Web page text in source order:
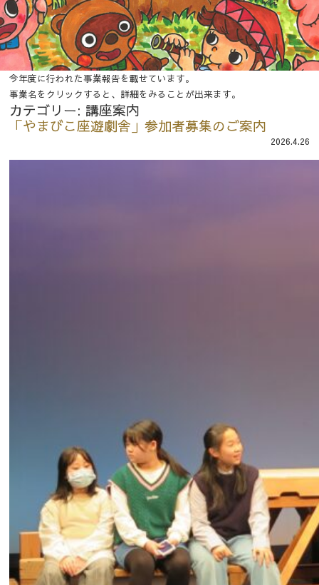
今年度に行われた事業報告を載せています。
事業名をクリックすると、詳細をみることが出来ます。
カテゴリー: 講座案内
「やまびこ座遊劇舎」参加者募集のご案内
2026.4.26